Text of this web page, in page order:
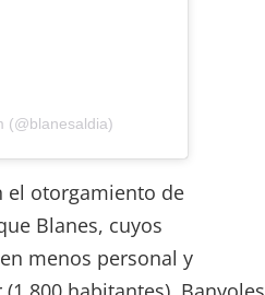
(@blanesaldia)
el otorgamiento de
Blanes, cuyos
menos personal y